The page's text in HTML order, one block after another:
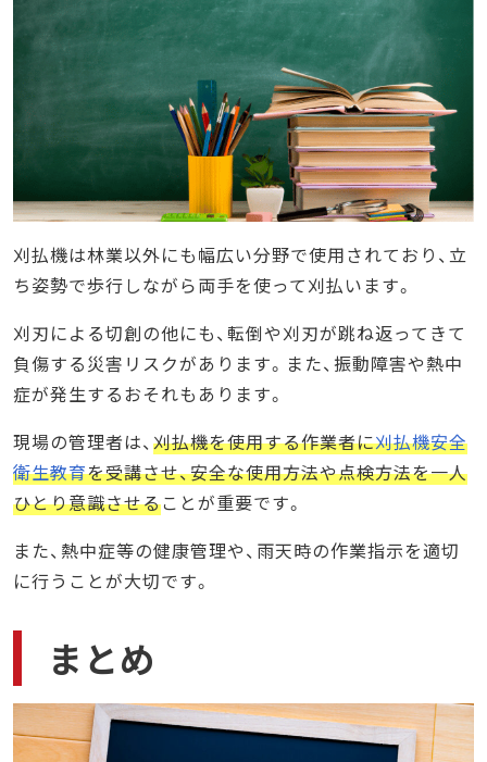
刈払機は林業以外にも幅広い分野で使用されており、立
ち姿勢で歩行しながら両手を使って刈払います。
刈刃による切創の他にも、転倒や刈刃が跳ね返ってきて
負傷する災害リスクがあります。また、振動障害や熱中
症が発生するおそれもあります。
現場の管理者は、刈払機を使用する作業者に刈払機安全
衛生教育を受講させ、安全な使用方法や点検方法を一人
ひとり意識させることが重要です。
また、熱中症等の健康管理や、雨天時の作業指示を適切
に行うことが大切です。
まとめ